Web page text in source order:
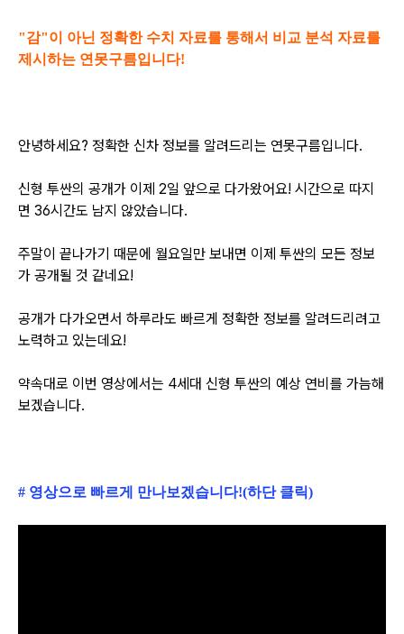
"감"이 아닌 정확한 수치 자료를 통해서 비교 분석 자료를
제시하는 연못구름입니다!
안녕하세요? 정확한 신차 정보를 알려드리는 연못구름입니다.
신형 투싼의 공개가 이제 2일 앞으로 다가왔어요! 시간으로 따지
면 36시간도 남지 않았습니다.
주말이 끝나가기 때문에 월요일만 보내면 이제 투싼의 모든 정보
가 공개될 것 같네요!
공개가 다가오면서 하루라도 빠르게 정확한 정보를 알려드리려고
노력하고 있는데요!
약속대로 이번 영상에서는 4세대 신형 투싼의 예상 연비를 가늠해
보겠습니다.
# 영상으로 빠르게 만나보겠습니다!(하단 클릭)